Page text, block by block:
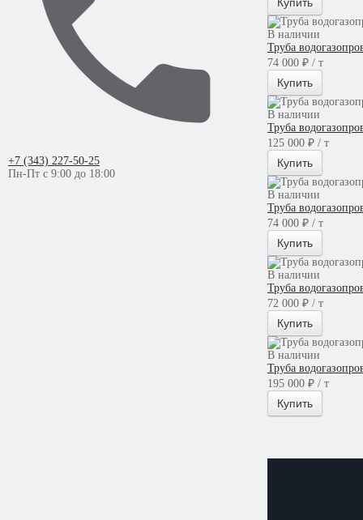
+7 (343) 227-50-25
Пн-Пт с 9:00 до 18:00
В наличии
Труба
74 000 ₽ / т
Купить
В наличии
Труба
125 000 ₽ / т
Купить
В наличии
Труба
74 000 ₽ / т
Купить
В наличии
Труба
72 000 ₽ / т
Купить
В наличии
Труба
195 000 ₽ / т
Купить